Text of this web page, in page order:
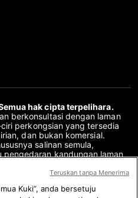
hak cipta terpelihara.
berkonsultasi dengan laman
perkongsian yang tersedia
dan bukan komersial.
salinan semula,
kandungan laman
cara lain, tanpa
yang digambarkan atau
Kuki”, anda bersetuju
Teruskan tanpa Menerima